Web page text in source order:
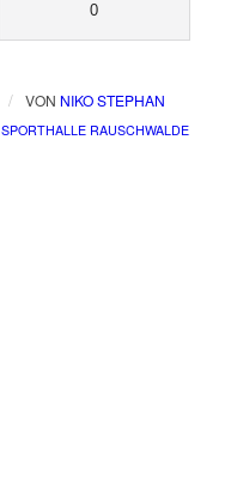
0
/ VON NIKO STEPHAN
SPORTHALLE RAUSCHWALDE